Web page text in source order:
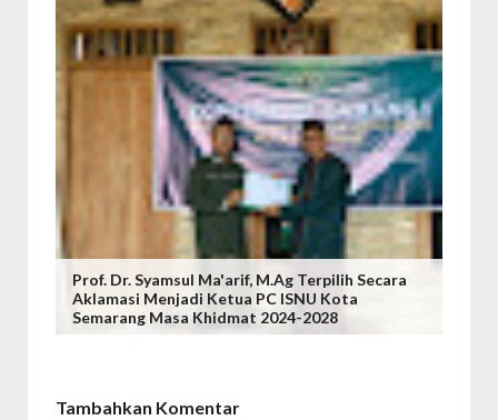
Prof. Dr. Syamsul Ma'arif, M.Ag Terpilih Secara
Aklamasi Menjadi Ketua PC ISNU Kota
Semarang Masa Khidmat 2024-2028
Tambahkan Komentar